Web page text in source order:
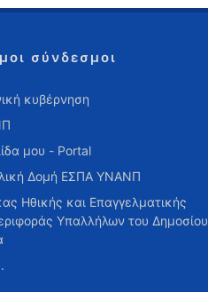
σύνδεσμοι
κυβέρνηση
μου - Portal
Δομή ΕΣΠΑ ΥΝΑΝΠ
Ηθικής και Επαγγελματικής
Υπαλλήλων του Δημοσίου